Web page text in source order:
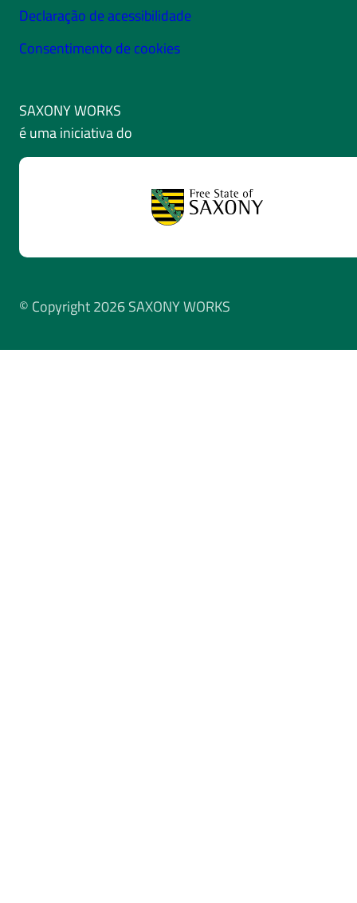
Declaração de acessibilidade
Consentimento de cookies
SAXONY WORKS
é uma iniciativa do
© Copyright 2026 SAXONY WORKS